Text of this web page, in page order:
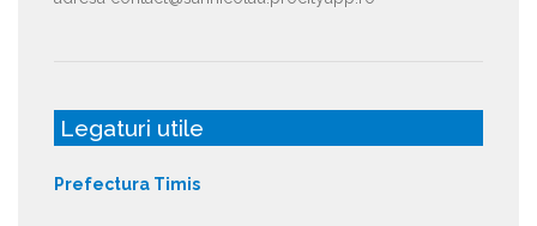
Legaturi utile
Prefectura Timis